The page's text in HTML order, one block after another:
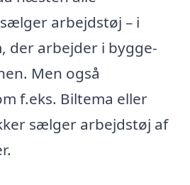
arbejdstøj – i
der arbejder i bygge-
Men også
f.eks. Biltema eller
sælger arbejdstøj af